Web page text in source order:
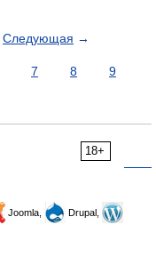
Следующая →
7 8
9
18+
Joomla,
Drupal,